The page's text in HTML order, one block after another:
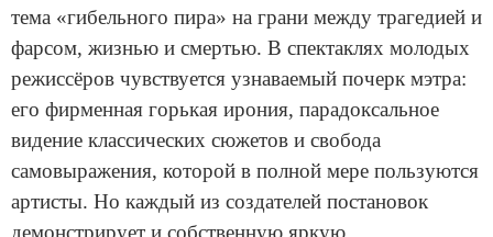
тема «гибельного пира» на грани между трагедией и
фарсом, жизнью и смертью. В спектаклях молодых
режиссёров чувствуется узнаваемый почерк мэтра:
его фирменная горькая ирония, парадоксальное
видение классических сюжетов и свобода
самовыражения, которой в полной мере пользуются
артисты. Но каждый из создателей постановок
демонстрирует и собственную яркую